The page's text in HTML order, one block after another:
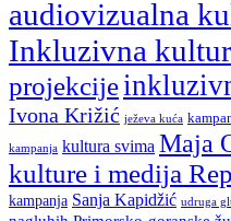
audiovizualna
Inkluzivna
projekcije
Ivona Križić ježeva kuća
kampanja kultura svima Maja
kulture i medija
kampanja Sanja Kapidžić udruga